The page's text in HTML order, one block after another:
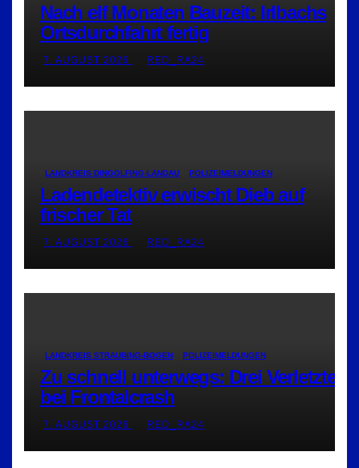
Nach elf Monaten Bauzeit: Irlbachs
Ortsdurchfahrt fertig
7. AUGUST 2026 RED_RA24
LANDKREIS DINGOLFING-LANDAU POLIZEIMELDUNGEN
Ladendetektiv erwischt Dieb auf
frischer Tat
7. AUGUST 2026 RED_RA24
LANDKREIS STRAUBING-BOGEN POLIZEIMELDUNGEN
Zu schnell unterwegs: Drei Verletzte
bei Frontalcrash
7. AUGUST 2026 RED_RA24